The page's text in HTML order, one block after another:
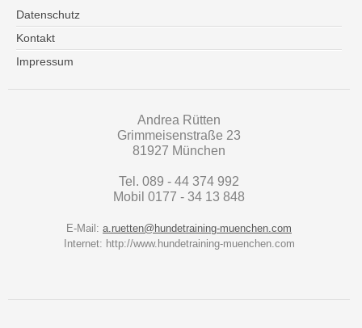
Datenschutz
Kontakt
Impressum
Andrea Rütten
Grimmeisenstraße 23
81927 München
Tel. 089 - 44 374 992
Mobil 0177 - 34 13 848
E-Mail: a.ruetten@hundetraining-muenchen.com
Internet: http://www.hundetraining-muenchen.com